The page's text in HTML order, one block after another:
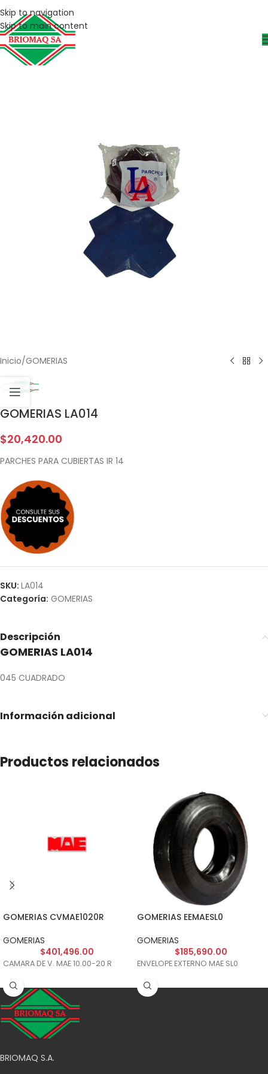
Skip to navigation
Skip to main content
Inicio/GOMERIAS
GOMERIAS LA014
$20,420.00
PARCHES PARA CUBIERTAS IR 14
SKU: LA014
Categoría: GOMERIAS
Descripción
GOMERIAS LA014
045 CUADRADO
Información adicional
Productos relacionados
GOMERIAS CVMAE1020R
GOMERIAS
$401,496.00
CAMARA DE V. MAE 10.00-20 R
GOMERIAS EEMAESL0
GOMERIAS
$185,690.00
ENVELOPE EXTERNO MAE SL0
BRIOMAQ S.A.